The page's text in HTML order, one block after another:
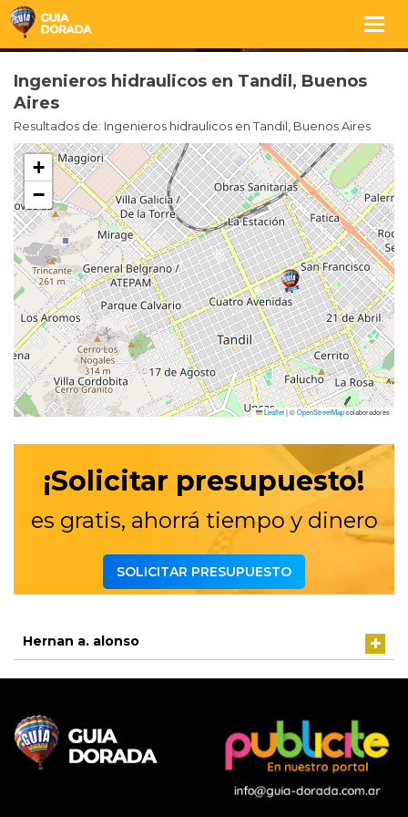
Ingenieros hidraulicos en Tandil, Buenos
Aires
Resultados de: Ingenieros hidraulicos en Tandil, Buenos Aires
+
−
Leaflet|©OpenStreetMapcolaboradores
¡Solicitar presupuesto!
es gratis, ahorrá tiempo y dinero
SOLICITAR PRESUPUESTO
Hernan a. alonso